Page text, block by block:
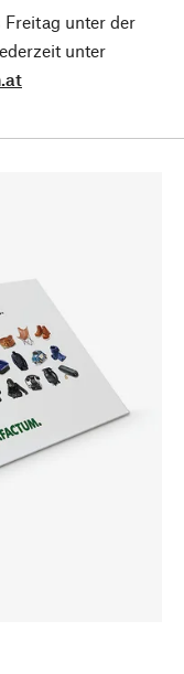
unter der
unter